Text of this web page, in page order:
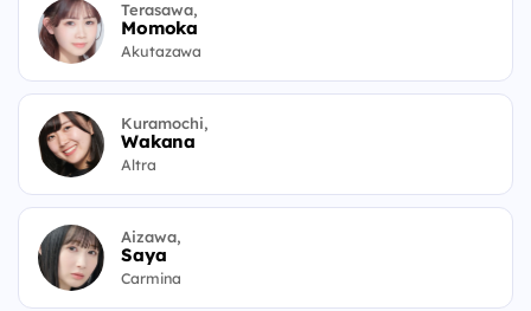
Terasawa,
Momoka
Akutazawa
Kuramochi,
Wakana
Altra
Aizawa,
Saya
Carmina